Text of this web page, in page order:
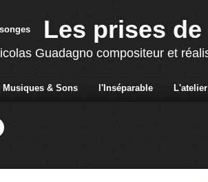
Les prises
Guadagno compositeur et
Musiques & Sons l'Inséparable L'atelier